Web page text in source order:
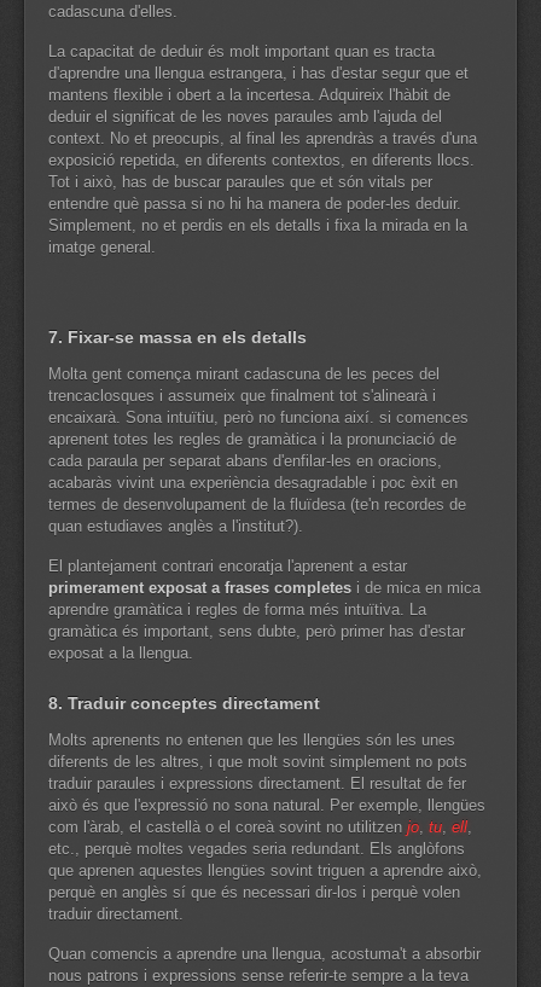
cadascuna d'elles.
La capacitat de deduir és molt important quan es tracta
d'aprendre una llengua estrangera, i has d'estar segur que et
mantens flexible i obert a la incertesa. Adquireix l'hàbit de
deduir el significat de les noves paraules amb l'ajuda del
context. No et preocupis, al final les aprendràs a través d'una
exposició repetida, en diferents contextos, en diferents llocs.
Tot i això, has de buscar paraules que et són vitals per
entendre què passa si no hi ha manera de poder-les deduir.
Simplement, no et perdis en els detalls i fixa la mirada en la
imatge general.
7. Fixar-se massa en els detalls
Molta gent comença mirant cadascuna de les peces del
trencaclosques i assumeix que finalment tot s'alinearà i
encaixarà. Sona intuïtiu, però no funciona així. si comences
aprenent totes les regles de gramàtica i la pronunciació de
cada paraula per separat abans d'enfilar-les en oracions,
acabaràs vivint una experiència desagradable i poc èxit en
termes de desenvolupament de la fluïdesa (te'n recordes de
quan estudiaves anglès a l'institut?).
El plantejament contrari encoratja l'aprenent a estar
primerament exposat a frases completes i de mica en mica
aprendre gramàtica i regles de forma més intuïtiva. La
gramàtica és important, sens dubte, però primer has d'estar
exposat a la llengua.
8. Traduir conceptes directament
Molts aprenents no entenen que les llengües són les unes
diferents de les altres, i que molt sovint simplement no pots
traduir paraules i expressions directament. El resultat de fer
això és que l'expressió no sona natural. Per exemple, llengües
com l'àrab, el castellà o el coreà sovint no utilitzen jo, tu, ell,
etc., perquè moltes vegades seria redundant. Els anglòfons
que aprenen aquestes llengües sovint triguen a aprendre això,
perquè en anglès sí que és necessari dir-los i perquè volen
traduir directament.
Quan comencis a aprendre una llengua, acostuma't a absorbir
nous patrons i expressions sense referir-te sempre a la teva